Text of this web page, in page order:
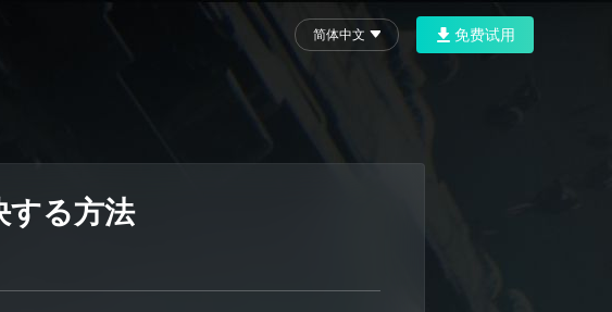
简体中文 免费试用
する方法